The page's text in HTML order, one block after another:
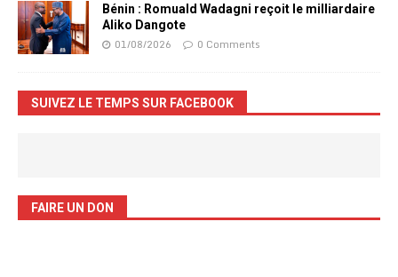
Bénin : Romuald Wadagni reçoit le milliardaire
Aliko Dangote
01/08/2026 0 Comments
SUIVEZ LE TEMPS SUR FACEBOOK
FAIRE UN DON